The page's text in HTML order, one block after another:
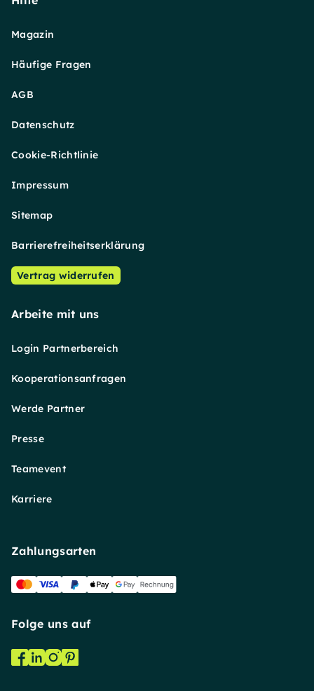
Magazin
Häufige Fragen
AGB
Datenschutz
Cookie-Richtlinie
Impressum
Sitemap
Barrierefreiheitserklärung
Vertrag widerrufen
Arbeite mit uns
Login Partnerbereich
Kooperationsanfragen
Werde Partner
Presse
Teamevent
Karriere
Zahlungsarten
Folge uns auf